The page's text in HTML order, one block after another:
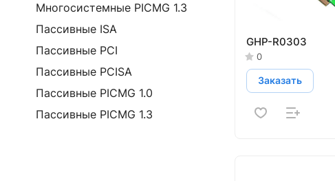
GHP-R0303
0
Заказать
Многосистемные PICMG 1.3
Пассивные ISA
Пассивные PCI
Пассивные PCISA
Пассивные PICMG 1.0
Пассивные PICMG 1.3